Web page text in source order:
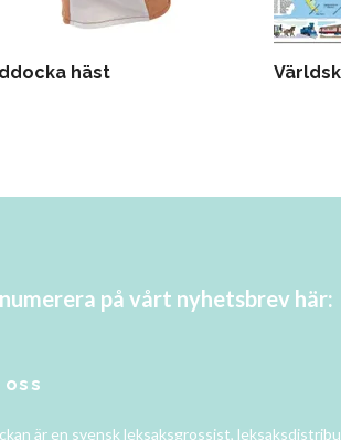
häst
på vårt nyhetsbrev här:
oss
är en svensk leksaksgrossist,